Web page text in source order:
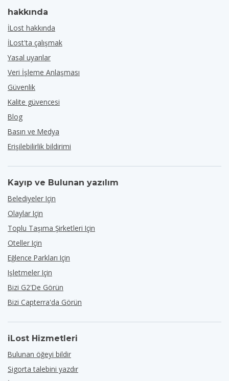
hakkında
İLost hakkında
İLost'ta çalışmak
Yasal uyarılar
Veri İşleme Anlaşması
Güvenlik
Kalite güvencesi
Blog
Basın ve Medya
Erişilebilirlik bildirimi
Kayıp ve Bulunan yazılım
Belediyeler Için
Olaylar Için
Toplu Taşıma Şirketleri Için
Oteller Için
Eğlence Parkları Için
Işletmeler Için
Bizi G2'de Görün
Bizi Capterra'da Görün
iLost Hizmetleri
Bulunan öğeyi bildir
Sigorta talebini yazdır